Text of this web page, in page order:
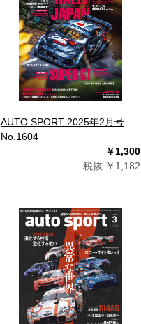
AUTO SPORT 2025年2月号
No.1604
￥1,300
税抜 ￥1,182